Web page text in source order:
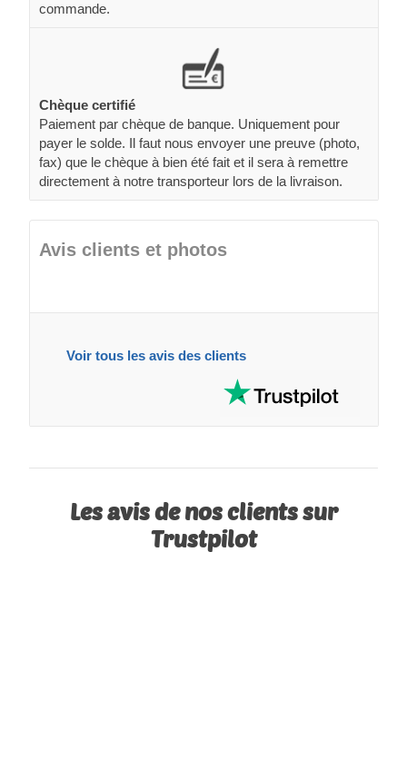
commande.
Chèque certifié
Paiement par chèque de banque. Uniquement pour
payer le solde. Il faut nous envoyer une preuve (photo,
fax) que le chèque à bien été fait et il sera à remettre
directement à notre transporteur lors de la livraison.
Avis clients et photos
Voir tous les avis des clients
Les avis de nos clients sur
Trustpilot